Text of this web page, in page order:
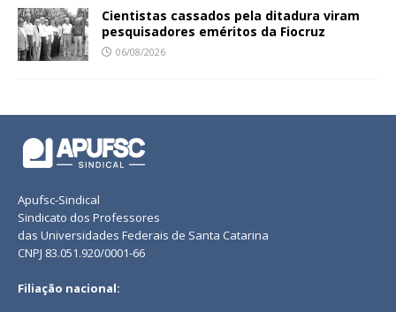
Cientistas cassados pela ditadura viram
pesquisadores eméritos da Fiocruz
06/08/2026
Apufsc-Sindical
Sindicato dos Professores
das Universidades Federais de Santa Catarina
CNPJ 83.051.920/0001-66
Filiação nacional: